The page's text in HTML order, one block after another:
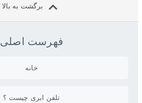
برگشت به بالا
فهرست اصلی
خانه
تلفن ابری چیست ؟